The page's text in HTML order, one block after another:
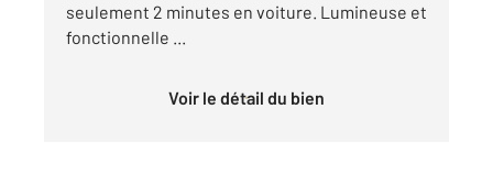
seulement 2 minutes en voiture. Lumineuse et
fonctionnelle ...
Voir le détail du bien